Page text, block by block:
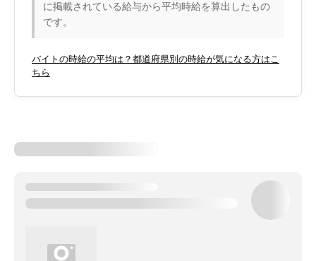
に掲載されている給与から平均時給を算出したもの
です。
バイトの時給の平均は？都道府県別の時給が気になる方はこ
ちら